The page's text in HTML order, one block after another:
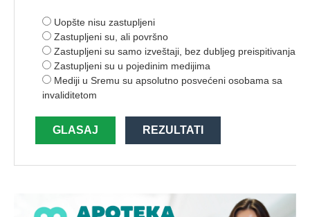
Uopšte nisu zastupljeni
Zastupljeni su, ali površno
Zastupljeni su samo izveštaji, bez dubljeg preispitivanja
Zastupljeni su u pojedinim medijima
Mediji u Sremu su apsolutno posvećeni osobama sa
invaliditetom
GLASAJ REZULTATI